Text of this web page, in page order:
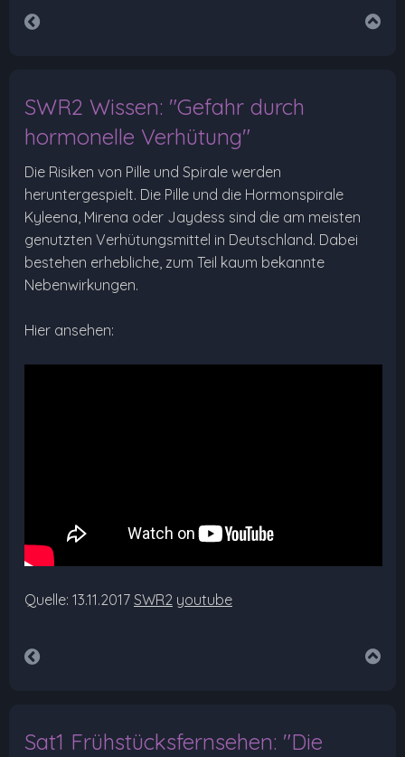
SWR2 Wissen: "Gefahr durch
hormonelle Verhütung"
Die Risiken von Pille und Spirale werden
heruntergespielt. Die Pille und die Hormonspirale
Kyleena, Mirena oder Jaydess sind die am meisten
genutzten Verhütungsmittel in Deutschland. Dabei
bestehen erhebliche, zum Teil kaum bekannte
Nebenwirkungen.
Hier ansehen:
Quelle: 13.11.2017 SWR2 youtube
Sat1 Frühstücksfernsehen: "Die